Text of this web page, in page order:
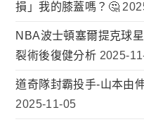
損」我的膝蓋嗎？🤔
NBA波士頓塞爾提克球
裂術後復健分析 2025-
道奇隊封霸投手-山本由
2025-11-05